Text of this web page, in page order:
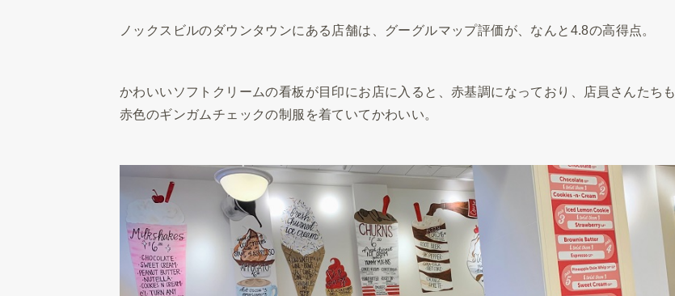
ノックスビルのダウンタウンにある店舗は、 グーグルマップ評価が、なんと4.8の高得点。
かわいいソフトクリームの看板が目印にお店に入ると、赤基調になっており、店員さんたちも
赤色のギンガムチェックの制服を着ていてかわいい。